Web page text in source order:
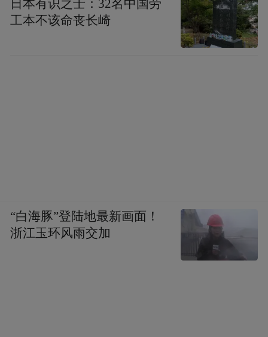
日本有识之士：32名中国劳
工本不该命丧长崎
“白海豚”登陆地最新画面！
浙江玉环风雨交加